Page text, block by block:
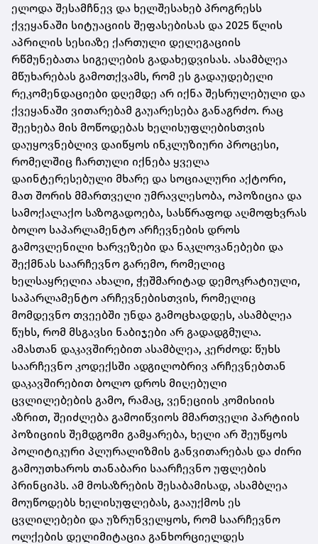
ელოდა შესამჩნევ და ხელშესახებ პროგრესს
ქვეყანაში სიტუაციის შეფასებისას და 2025 წლის
აპრილის სესიაზე ქართული დელეგაციის
რწმუნებათა სიგელების გადახედვისას. ასამბლეა
მწუხარებას გამოთქვამს, რომ ეს გადაუდებელი
რეკომენდაციები დღემდე არ იქნა შესრულებული და
ქვეყანაში ვითარებამ გაუარესება განაგრძო. რაც
შეეხება მის მოწოდებას ხელისუფლებისთვის
დაუყოვნებლივ დაიწყოს ინკლუზიური პროცესი,
რომელშიც ჩართული იქნება ყველა
დაინტერესებული მხარე და სოციალური აქტორი,
მათ შორის მმართველი უმრავლესობა, ოპოზიცია და
სამოქალაქო საზოგადოება, სასწრაფოდ აღმოფხვრას
ბოლო საპარლამენტო არჩევნების დროს
გამოვლენილი ხარვეზები და ნაკლოვანებები და
შექმნას საარჩევნო გარემო, რომელიც
ხელსაყრელია ახალი, ჭეშმარიტად დემოკრატიული,
საპარლამენტო არჩევნებისთვის, რომელიც
მომდევნო თვეებში უნდა გამოცხადდეს, ასამბლეა
წუხს, რომ მსგავსი ნაბიჯები არ გადადგმულა.
ამასთან დაკავშირებით ასამბლეა, კერძოდ: წუხს
საარჩევნო კოდექსში ადგილობრივ არჩევნებთან
დაკავშირებით ბოლო დროს მიღებული
ცვლილებების გამო, რამაც, ვენეციის კომისიის
აზრით, შეიძლება გამოიწვიოს მმართველი პარტიის
პოზიციის შემდგომი გამყარება, ხელი არ შეუწყოს
პოლიტიკური პლურალიზმის განვითარებას და ძირი
გამოუთხაროს თანაბარი საარჩევნო უფლების
პრინციპს. ამ მოსაზრების შესაბამისად, ასამბლეა
მოუწოდებს ხელისუფლებას, გააუქმოს ეს
ცვლილებები და უზრუნველყოს, რომ საარჩევნო
ოლქების დელიმიტაცია განხორციელდეს